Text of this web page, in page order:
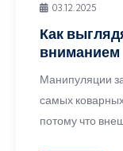
03.12.2025
Как
вниманием
Манипуляции
самых
потому что